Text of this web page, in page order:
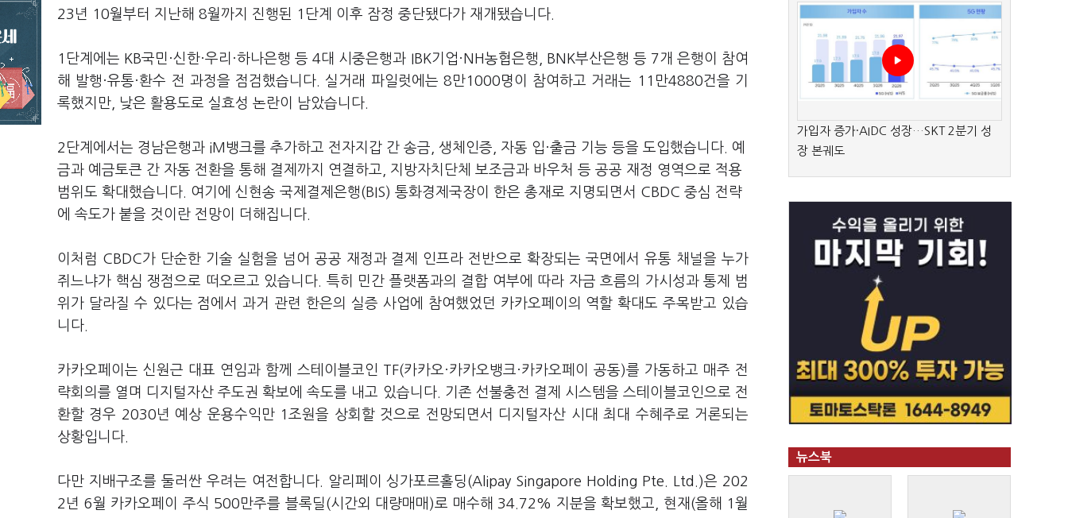
23년 10월부터 지난해 8월까지 진행된 1단계 이후 잠정 중단됐다가 재개됐습니다.
1단계에는 KB국민·신한·우리·하나은행 등 4대 시중은행과 IBK기업·NH농협은행, BNK부산은행 등 7개 은행이 참여
해 발행·유통·환수 전 과정을 점검했습니다. 실거래 파일럿에는 8만1000명이 참여하고 거래는 11만4880건을 기
록했지만, 낮은 활용도로 실효성 논란이 남았습니다.
2단계에서는 경남은행과 iM뱅크를 추가하고 전자지갑 간 송금, 생체인증, 자동 입·출금 기능 등을 도입했습니다. 예
금과 예금토큰 간 자동 전환을 통해 결제까지 연결하고, 지방자치단체 보조금과 바우처 등 공공 재정 영역으로 적용
범위도 확대했습니다. 여기에 신현송 국제결제은행(BIS) 통화경제국장이 한은 총재로 지명되면서 CBDC 중심 전략
에 속도가 붙을 것이란 전망이 더해집니다.
이처럼 CBDC가 단순한 기술 실험을 넘어 공공 재정과 결제 인프라 전반으로 확장되는 국면에서 유통 채널을 누가
쥐느냐가 핵심 쟁점으로 떠오르고 있습니다. 특히 민간 플랫폼과의 결합 여부에 따라 자금 흐름의 가시성과 통제 범
위가 달라질 수 있다는 점에서 과거 관련 한은의 실증 사업에 참여했었던 카카오페이의 역할 확대도 주목받고 있습
니다.
카카오페이는 신원근 대표 연임과 함께 스테이블코인 TF(카카오·카카오뱅크·카카오페이 공동)를 가동하고 매주 전
략회의를 열며 디지털자산 주도권 확보에 속도를 내고 있습니다. 기존 선불충전 결제 시스템을 스테이블코인으로 전
환할 경우 2030년 예상 운용수익만 1조원을 상회할 것으로 전망되면서 디지털자산 시대 최대 수혜주로 거론되는
상황입니다.
다만 지배구조를 둘러싼 우려는 여전합니다. 알리페이 싱가포르홀딩(Alipay Singapore Holding Pte. Ltd.)은 202
2년 6월 카카오페이 주식 500만주를 블록딜(시간외 대량매매)로 매수해 34.72% 지분을 확보했고, 현재(올해 1월
가입자 증가·AIDC 성장…SKT 2분기 성
장 본궤도
뉴스북